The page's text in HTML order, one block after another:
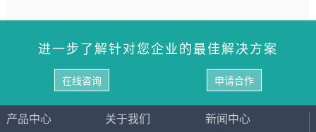
进一步了解针对您企业的最佳解决方案
在线咨询 申请合作
产品中心 关于我们 新闻中心